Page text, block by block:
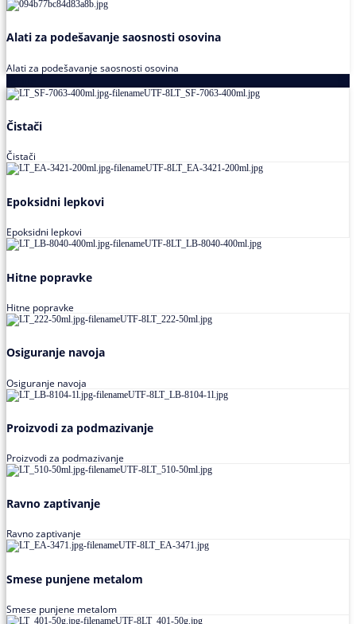
Alati za podešavanje saosnosti osovina
Alati za podešavanje saosnosti osovina
Čistači
Čistači
Epoksidni lepkovi
Epoksidni lepkovi
Hitne popravke
Hitne popravke
Osiguranje navoja
Osiguranje navoja
Proizvodi za podmazivanje
Proizvodi za podmazivanje
Ravno zaptivanje
Ravno zaptivanje
Smese punjene metalom
Smese punjene metalom